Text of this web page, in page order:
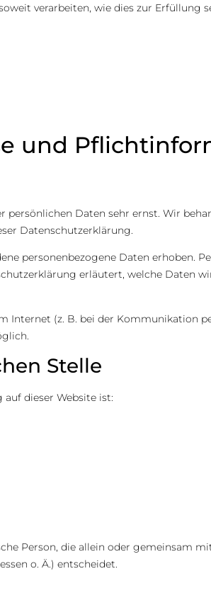
verarbeiten, wie dies zur
und
persönlichen Daten sehr ernst. Wir
Datenschutzerklärung.
personenbezogene Daten erhoben.
erläutert, welche Daten
Internet (z. B. bei der Kommunikation
Stelle
dieser Website ist:
Person, die allein oder gemeinsam
o. Ä.) entscheidet.